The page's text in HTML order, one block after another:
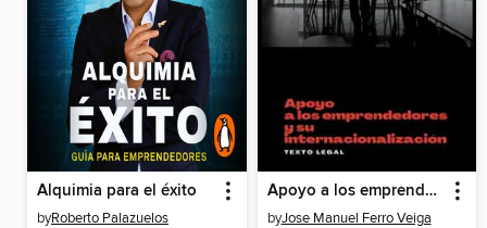
Alquimia para el éxito
byRoberto Palazuelos
Apoyo a los emprendedores y su internacionalización
byJose Manuel Ferro Veiga